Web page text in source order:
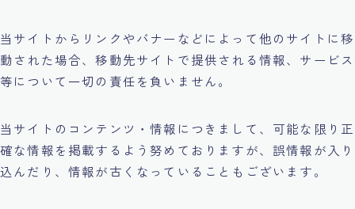
当サイトからリンクやバナーなどによって他のサイトに移
動された場合、移動先サイトで提供される情報、サービス
等について一切の責任を負いません。
当サイトのコンテンツ・情報につきまして、可能な限り正
確な情報を掲載するよう努めておりますが、誤情報が入り
込んだり、情報が古くなっていることもございます。